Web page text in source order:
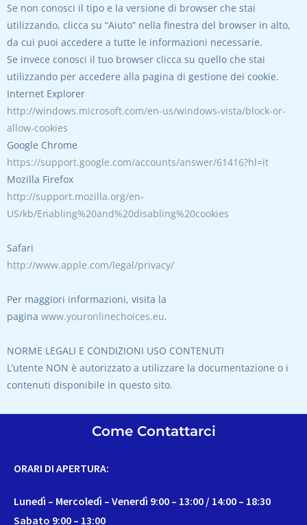
Se non conosci il tipo e la versione di browser che stai
utilizzando, clicca su “Aiuto” nella finestra del browser in alto,
da cui puoi accedere a tutte le informazioni necessarie.
Se invece conosci il tuo browser clicca su quello che stai
utilizzando per accedere alla pagina di gestione dei cookie.
Internet Explorer
http://windows.microsoft.com/en-us/windows-vista/block-or-
allow-cookies
Google Chrome
https://support.google.com/accounts/answer/61416?hl=it
Mozilla Firefox
http://support.mozilla.org/en-
US/kb/Enabling%20and%20disabling%20cookies
Safari
http://www.apple.com/legal/privacy/
Per maggiori informazioni, visita la
pagina www.youronlinechoices.eu.
NORME LEGALI E CONDIZIONI USO CONTENUTI
L’utente NON è autorizzato a utilizzare la documentazione o i
contenuti disponibile in questo sito.
Come Contattarci
ORARI DI APERTURA:
Lunedì – Mercoledì – Venerdì 9:00 – 13:00 / 14:00 – 18:30
Sabato 9:00 – 13:00